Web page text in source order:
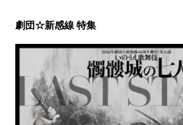
劇団☆新感線 特集